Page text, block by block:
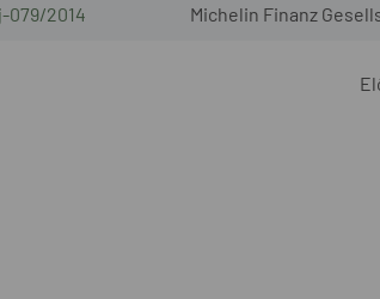
079/2014 Michelin Finanz